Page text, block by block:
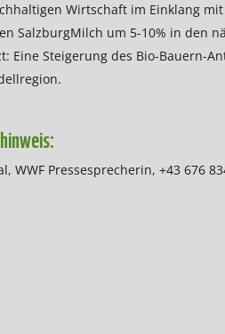
Wirtschaft im Einklang
SalzburgMilch um 5-10% in den
Eine Steigerung des Bio-Bauern-
WWF Pressesprecherin, +43 676